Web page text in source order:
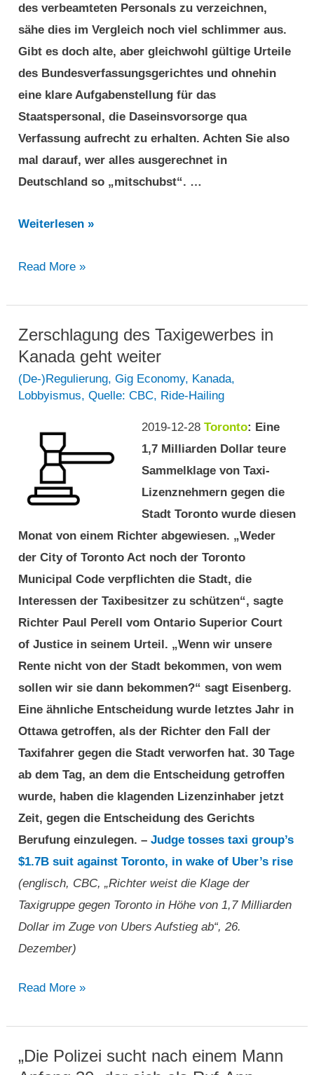
des verbeamteten Personals zu verzeichnen,
sähe dies im Vergleich noch viel schlimmer aus.
Gibt es doch alte, aber gleichwohl gültige Urteile
des Bundesverfassungsgerichtes und ohnehin
eine klare Aufgabenstellung für das
Staatspersonal, die Daseinsvorsorge qua
Verfassung aufrecht zu erhalten. Achten Sie also
mal darauf, wer alles ausgerechnet in
Deutschland so „mitschubst“. …
Nudging
it’s
in
Kanada
am
Beispiel
Konzerne
verdrängen
Weiterlesen »
Nudging
it’s
best:
MaaS
in
Kanada
Toronto
Read More »
Zerschlagung des Taxigewerbes in
Kanada geht weiter
(De-)Regulierung,Gig Economy, Kanada,
Lobbyismus,Quelle: CBC, Ride-Hailing
2019-12-28 Toronto: Eine
1,7 Milliarden Dollar teure
Sammelklage von Taxi-
Lizenznehmern gegen die
Stadt Toronto wurde diesen
Monat von einem Richter abgewiesen. „Weder
der City of Toronto Act noch der Toronto
Municipal Code verpflichten die Stadt, die
Interessen der Taxibesitzer zu schützen“, sagte
Richter Paul Perell vom Ontario Superior Court
of Justice in seinem Urteil. „Wenn wir unsere
Rente nicht von der Stadt bekommen, von wem
sollen wir sie dann bekommen?“ sagt Eisenberg.
Eine ähnliche Entscheidung wurde letztes Jahr in
Ottawa getroffen, als der Richter den Fall der
Taxifahrer gegen die Stadt verworfen hat. 30 Tage
ab dem Tag, an dem die Entscheidung getroffen
wurde, haben die klagenden Lizenzinhaber jetzt
Zeit, gegen die Entscheidung des Gerichts
Berufung einzulegen. –Judge tosses taxi group’s
$1.7B suit against Toronto, in wake of Uber’s rise
(englisch, CBC, „Richter weist die Klage der
Taxigruppe gegen Toronto in Höhe von 1,7 Milliarden
Dollar im Zuge von Ubers Aufstieg ab“, 26.
Dezember)
Zerschlagung
Taxigewerbes
in
Read More »
„Die Polizei sucht nach einem Mann